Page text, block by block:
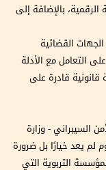
بالإضافة إلى
القضائية
التعامل مع الأدلة
قانونية قادرة على
السيبراني - وزارة
لم يعد خيارًا بل ضرورة
التربوية التي